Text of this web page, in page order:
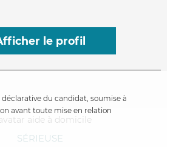
le profil
du candidat, soumise à
avant toute mise en relation
SÉRIEUSE